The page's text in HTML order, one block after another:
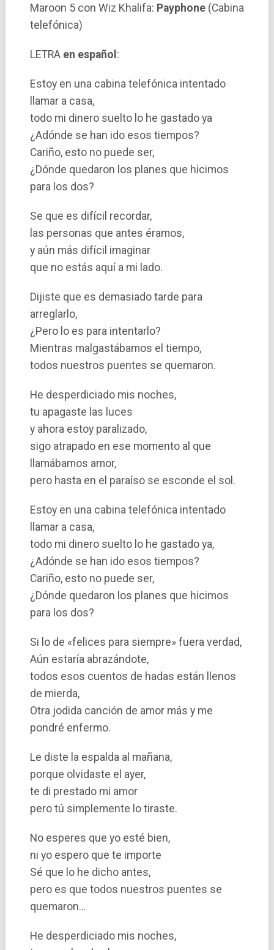
Maroon 5 con Wiz Khalifa: Payphone(Cabina
telefónica)
LETRA en español :
Estoy en una cabina telefónica intentado
llamar a casa,
todo mi dinero suelto lo he gastado ya
¿Adónde se han ido esos tiempos?
Cariño, esto no puede ser,
¿Dónde quedaron los planes que hicimos
para los dos?
Se que es difí­cil recordar,
las personas que antes éramos,
y aún más difí­cil imaginar
que no estás aquí­ a mi lado.
Dijiste que es demasiado tarde para
arreglarlo,
¿Pero lo es para intentarlo?
Mientras malgastábamos el tiempo,
todos nuestros puentes se quemaron.
He desperdiciado mis noches,
tu apagaste las luces
y ahora estoy paralizado,
sigo atrapado en ese momento al que
llamábamos amor,
pero hasta en el paraí­so se esconde el sol.
Estoy en una cabina telefónica intentado
llamar a casa,
todo mi dinero suelto lo he gastado ya,
¿Adónde se han ido esos tiempos?
Cariño, esto no puede ser,
¿Dónde quedaron los planes que hicimos
para los dos?
Si lo de «felices para siempre» fuera verdad,
Aún estarí­a abrazándote,
todos esos cuentos de hadas están llenos
de mierda,
Otra jodida canción de amor más y me
pondré enfermo.
Le diste la espalda al mañana,
porque olvidaste el ayer,
te di prestado mi amor
pero tú simplemente lo tiraste.
No esperes que yo esté bien,
ni yo espero que te importe
Sé que lo he dicho antes,
pero es que todos nuestros puentes se
quemaron…
He desperdiciado mis noches,